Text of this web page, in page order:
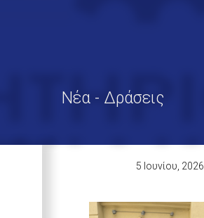
Νέα - Δράσεις
5 Ιουνίου, 2026